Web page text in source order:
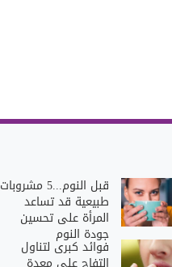
قبل النوم...5 مشروبات
طبيعية قد تساعد
المرأة على تحسين
جودة النوم
فوائد كبرى لتناول